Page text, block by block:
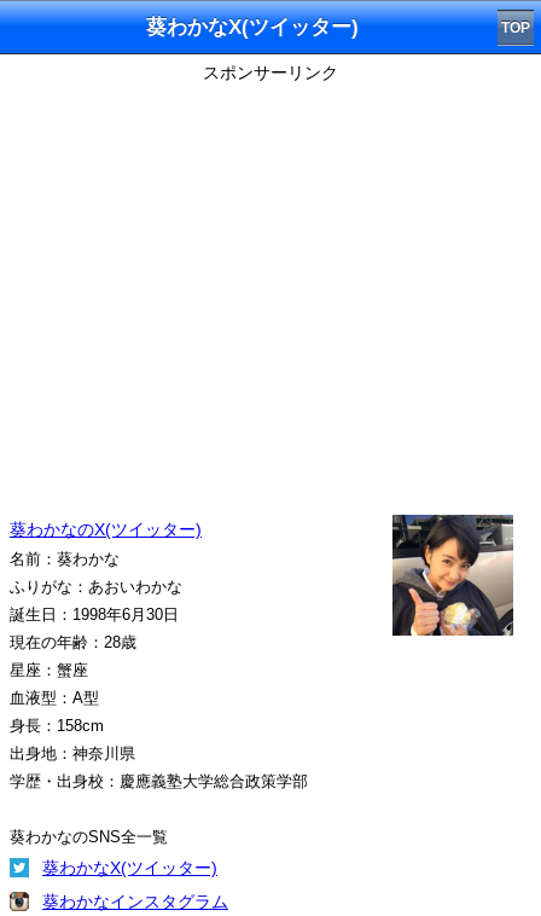
葵わかなX(ツイッター) TOP
スポンサーリンク
葵わかなのX(ツイッター)
名前：葵わかな
ふりがな：あおいわかな
誕生日：1998年6月30日
現在の年齢：28歳
星座：蟹座
血液型：A型
身長：158cm
出身地：神奈川県
学歴・出身校：慶應義塾大学総合政策学部
葵わかなのSNS全一覧
葵わかなX(ツイッター)
葵わかなインスタグラム